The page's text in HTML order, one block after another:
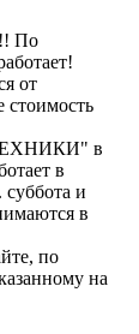
По
от
в
в
и
в
по
на